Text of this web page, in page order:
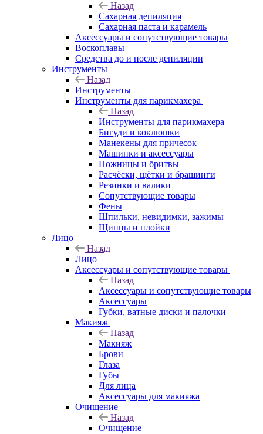
Назад
Сахарная депиляция
Сахарная паста и карамель
Аксессуары и сопутствующие товары
Воскоплавы
Средства до и после депиляции
Инструменты
Назад
Инструменты
Инструменты для парикмахера
Назад
Инструменты для парикмахера
Бигуди и коклюшки
Манекены для причесок
Машинки и аксессуары
Ножницы и бритвы
Расчёски, щётки и брашинги
Резинки и валики
Сопутствующие товары
Фены
Шпильки, невидимки, зажимы
Щипцы и плойки
Лицо
Назад
Лицо
Аксессуары и сопутствующие товары
Назад
Аксессуары и сопутствующие товары
Аксессуары
Губки, ватные диски и палочки
Макияж
Назад
Макияж
Брови
Глаза
Губы
Для лица
Аксессуары для макияжа
Очищение
Назад
Очищение